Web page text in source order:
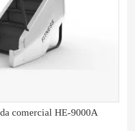
comercial HE-9000A